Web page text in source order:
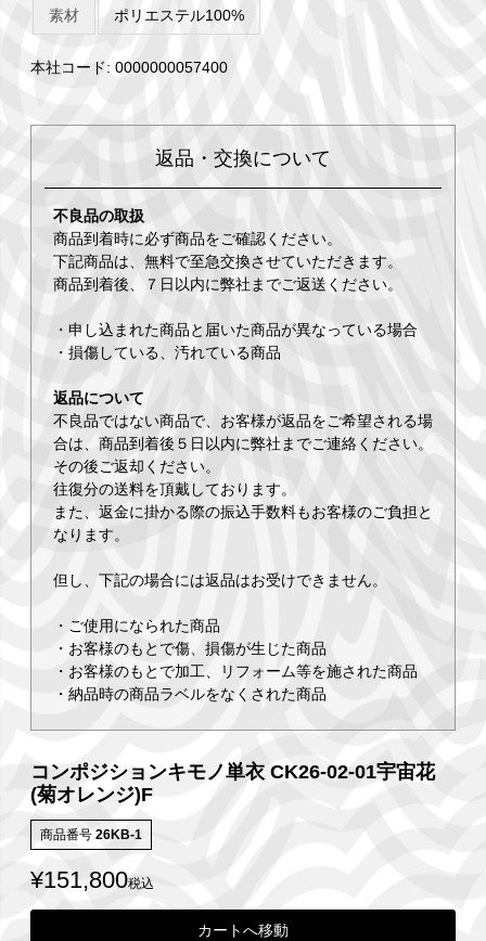
素材 ポリエステル100%
本社コード: 0000000057400
返品・交換について
不良品の取扱
商品到着時に必ず商品をご確認ください。
下記商品は、無料で至急交換させていただきます。
商品到着後、７日以内に弊社までご返送ください。
・申し込まれた商品と届いた商品が異なっている場合
・損傷している、汚れている商品
返品について
不良品ではない商品で、お客様が返品をご希望される場
合は、商品到着後５日以内に弊社までご連絡ください。
その後ご返却ください。
往復分の送料を頂戴しております。
また、返金に掛かる際の振込手数料もお客様のご負担と
なります。
但し、下記の場合には返品はお受けできません。
・ご使用になられた商品
・お客様のもとで傷、損傷が生じた商品
・お客様のもとで加工、リフォーム等を施された商品
・納品時の商品ラベルをなくされた商品
コンポジションキモノ単衣 CK26-02-01宇宙花
(菊オレンジ)F
商品番号 26KB-1
¥151,800税込
カートへ移動